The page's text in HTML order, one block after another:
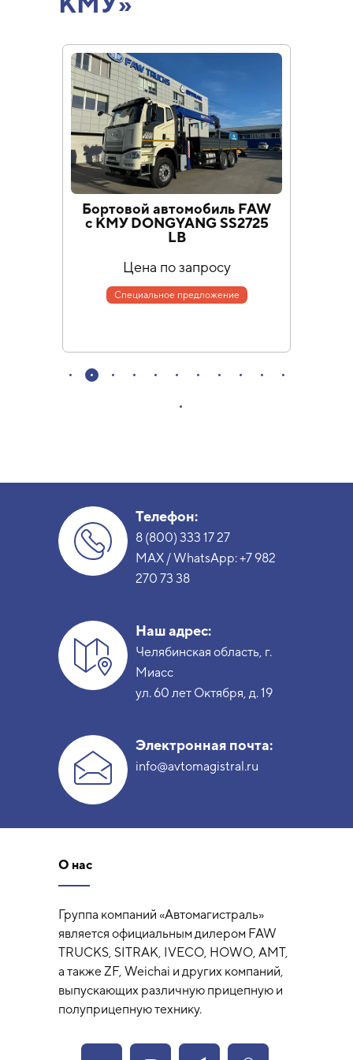
Бортовой автомобиль FAW
с КМУ DONGYANG SS2725
LB
Цена по запросу
Специальное предложение
Телефон:
8 (800) 333 17 27
MAX / WhatsApp:+7 982
270 73 38
Наш адрес:
Челябинская область, г.
Миасс
ул. 60 лет Октября, д. 19
Электронная почта:
info@avtomagistral.ru
О нас
Группа компаний «Автомагистраль»
является официальным дилером FAW
TRUCKS, SITRAK, IVECO, HOWO, AMT,
а также ZF, Weichai и других компаний,
выпускающих различную прицепную и
полуприцепную технику.